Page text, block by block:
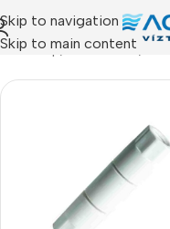
Skip to navigation
Skip to main content
Kezdőlap/Termékeink